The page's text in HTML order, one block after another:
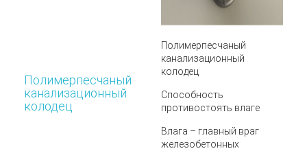
Полимерпесчаный
канализационный
колодец
Полимерпесчаный
канализационный
колодец
Способность
противостоять влаге
Влага – главный враг
железобетонных